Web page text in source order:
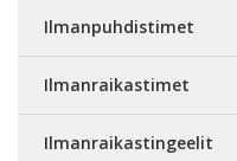
Ilmanpuhdistimet
Ilmanraikastimet
Ilmanraikastingeelit